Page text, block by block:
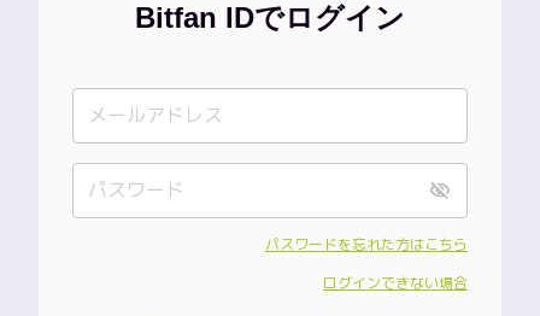
Bitfan IDでログイン
パスワードを忘れた方はこちら
ログインできない場合